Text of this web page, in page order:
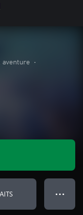
aventure
•
● ● ●